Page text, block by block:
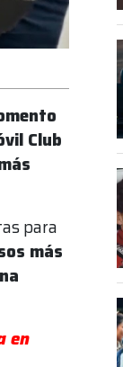
Club
para
más
en